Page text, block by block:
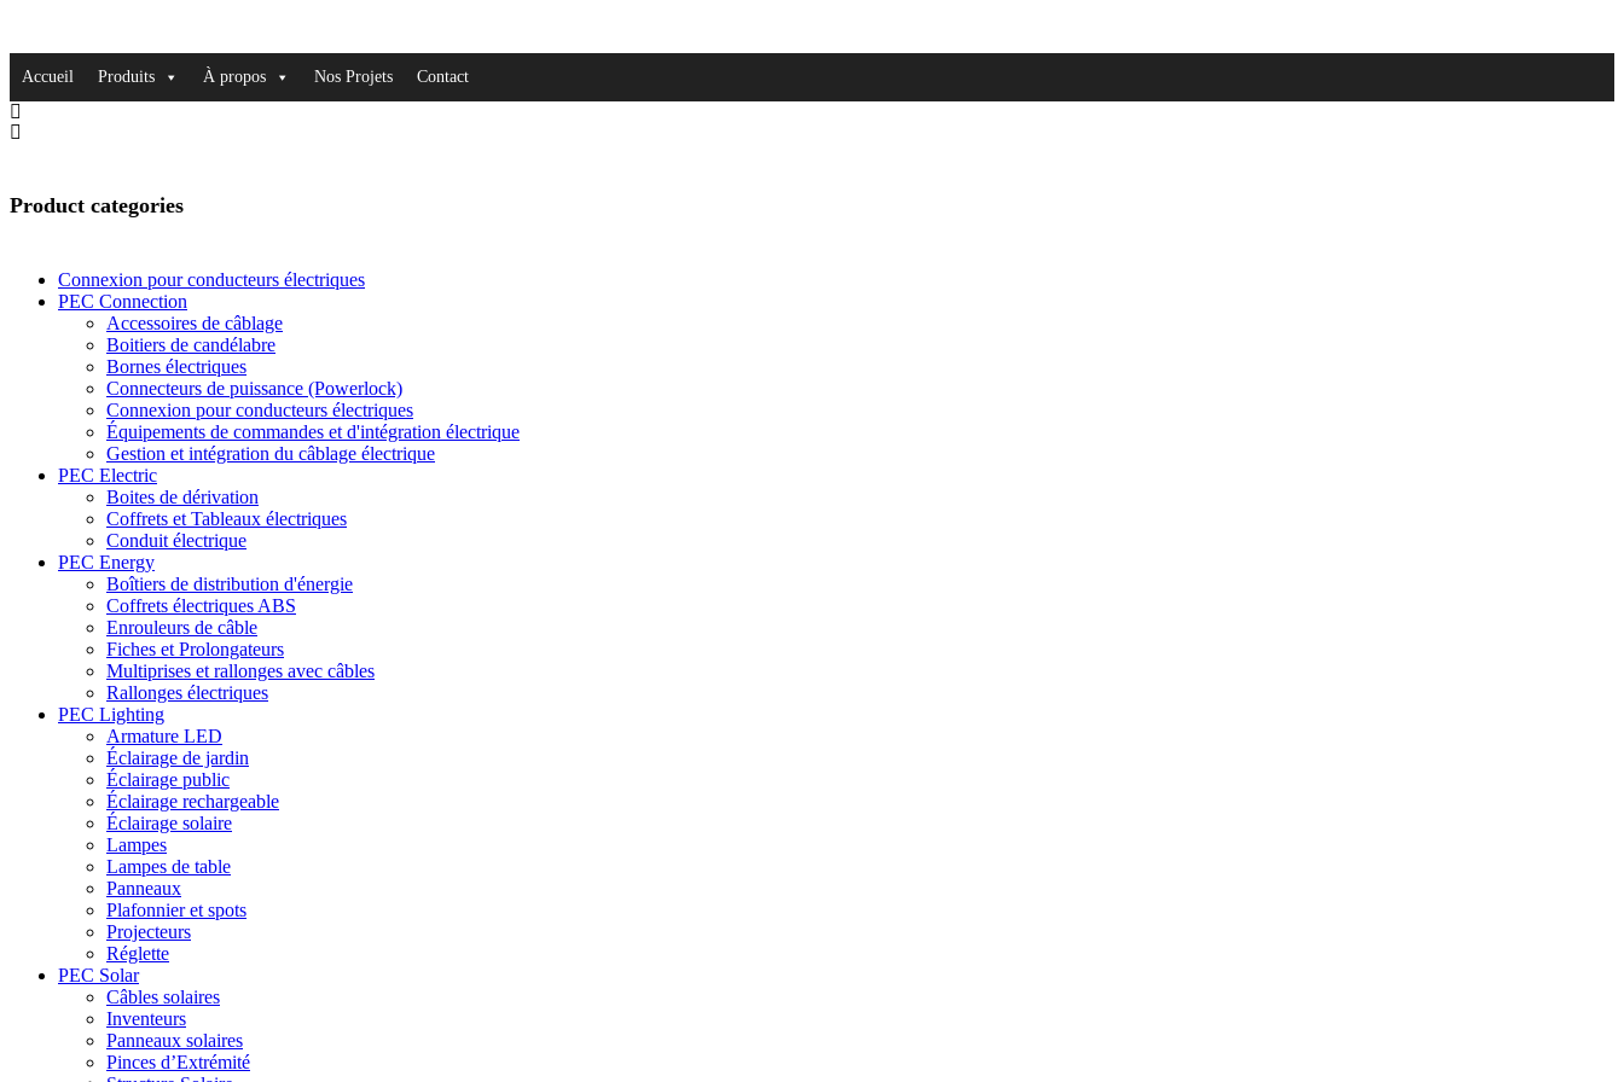
Accueil Produits À propos Nos Projets Contact
Product categories
Connexion pour conducteurs électriques
PEC Connection
Accessoires de câblage
Boitiers de candélabre
Bornes électriques
Connecteurs de puissance (Powerlock)
Connexion pour conducteurs électriques
Équipements de commandes et d'intégration électrique
Gestion et intégration du câblage électrique
PEC Electric
Boites de dérivation
Coffrets et Tableaux électriques
Conduit électrique
PEC Energy
Boîtiers de distribution d'énergie
Coffrets électriques ABS
Enrouleurs de câble
Fiches et Prolongateurs
Multiprises et rallonges avec câbles
Rallonges électriques
PEC Lighting
Armature LED
Éclairage de jardin
Éclairage public
Éclairage rechargeable
Éclairage solaire
Lampes
Lampes de table
Panneaux
Plafonnier et spots
Projecteurs
Réglette
PEC Solar
Câbles solaires
Inventeurs
Panneaux solaires
Pinces d’Extrémité